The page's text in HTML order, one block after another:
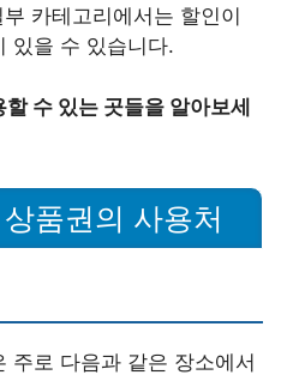
카테고리에서는 할인이
있을 수 있습니다.
수 있는 곳들을 알아보세
품권의 사용처
주로 다음과 같은 장소에서